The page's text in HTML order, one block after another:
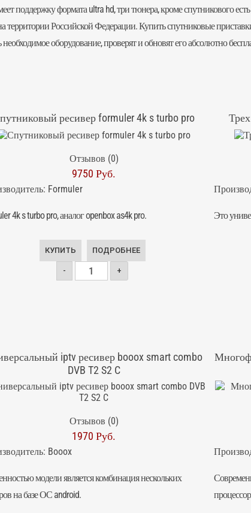
поддержку формата ultra hd, три тюнера, кроме спутникового
Российской Федерации. Купить спутниковые
оборудование, проверят и обновят его абсолютно
ресивер formuler 4k s turbo pro
Отзывов (0)
9750 Руб.
Formuler
4k s turbo pro, аналог openbox as4k pro.
КУПИТЬ ПОДРОБНЕЕ
- +
Это
iptv ресивер booox smart combo
DVB T2 S2 C
Отзывов (0)
1970 Руб.
Booox
модели является комбинация нескольких
на базе ОС android.